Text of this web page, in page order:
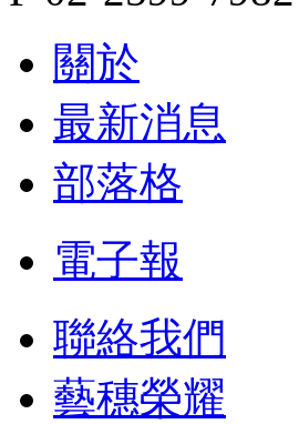
關於
最新消息
部落格
電子報
聯絡我們
藝穗榮耀